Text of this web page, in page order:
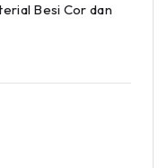
Besi Cor dan